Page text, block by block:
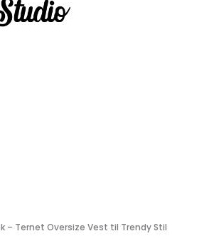
– Ternet Oversize Vest til Trendy Stil